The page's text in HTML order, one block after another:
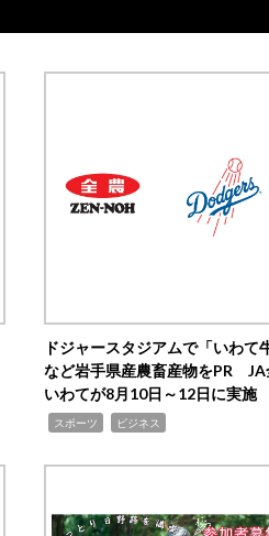
ドジャースタジアムで「いわて
など岩手県産農畜産物をPR JA
いわてが8月10日～12日に実施
スポーツ ビジネス